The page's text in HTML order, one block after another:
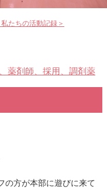
たちの活動記録＞
薬剤師、採用、調剤薬
の方が本部に遊びに来て